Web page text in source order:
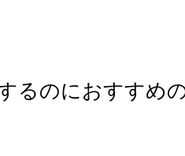
るのにおすすめ